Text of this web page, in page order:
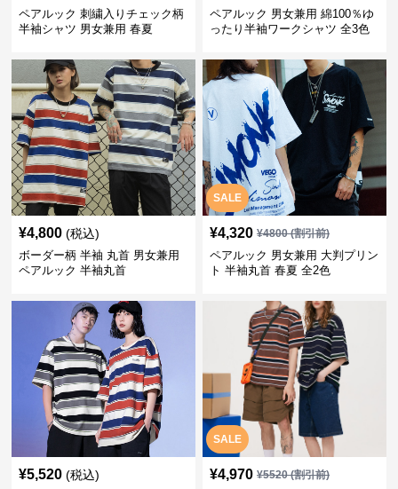
ペアルック 刺繍入りチェック柄
半袖シャツ 男女兼用 春夏
ペアルック 男女兼用 綿100％ゆ
ったり半袖ワークシャツ 全3色
¥4,800 (税込)
ボーダー柄 半袖 丸首 男女兼用
ペアルック 半袖丸首
SALE
¥4,320 ¥4800(割引前)
ペアルック 男女兼用 大判プリン
ト 半袖丸首 春夏 全2色
¥5,520 (税込)
SALE
¥4,970 ¥5520(割引前)